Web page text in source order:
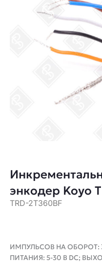
энкодер Koyo
TRD-2T360BF
ИМПУЛЬСОВ НА ОБОРОТ:
ПИТАНИЯ: 5-30 В DC;